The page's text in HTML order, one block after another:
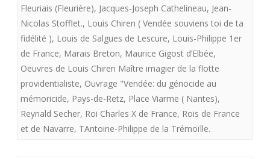
fidélité
Fleuriais (Fleurière), Jacques-Joseph Cathelineau, Jean-
Nicolas Stofflet., Louis Chiren ( Vendée souviens toi de ta
fidélité ), Louis de Salgues de Lescure, Louis-Philippe 1er
de France, Marais Breton, Maurice Gigost d’Elbée,
Oeuvres de Louis Chiren Maître imagier de la flotte
providentialiste, Ouvrage "Vendée: du génocide au
mémoricide, Pays-de-Retz, Place Viarme ( Nantes),
Reynald Secher, Roi Charles X de France, Rois de France
et de Navarre, TAntoine-Philippe de la Trémoïlle.